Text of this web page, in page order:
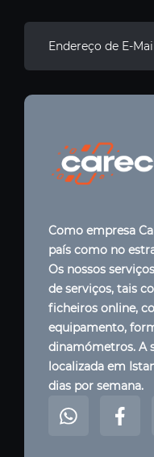
Como empresa
país como no
Os nossos
de serviços, tais
ficheiros online,
equipamento,
dinamómetros. A
localizada em
dias por semana.